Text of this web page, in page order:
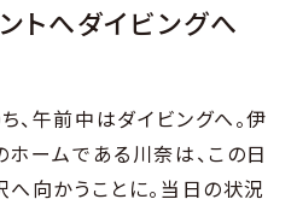
トへダイビングへ
、午前中はダイビングへ。伊
ームである川奈は、この日
向かうことに。当日の状況